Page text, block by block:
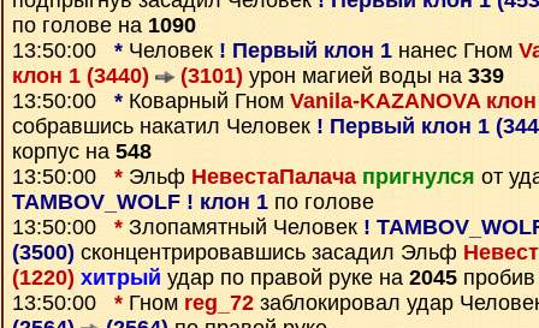
по голове на 1090
13:50:00 * Человек ! Первый клон 1 нанес Гном
клон 1 (3440)
(3101) урон магией воды на 339
13:50:00 * Коварный Гном Vanila-KAZANOVA
собравшись накатил Человек ! Первый клон 1
корпус на 548
13:50:00 * Эльф НевестаПалача пригнулся от
TAMBOV_WOLF ! клон 1 по голове
13:50:00 * Злопамятный Человек !
(3500) сконцентрировавшись засадил Эльф
(1220) хитрый удар по правой руке на 2045
13:50:00 * Гном reg_72 заблокировал удар